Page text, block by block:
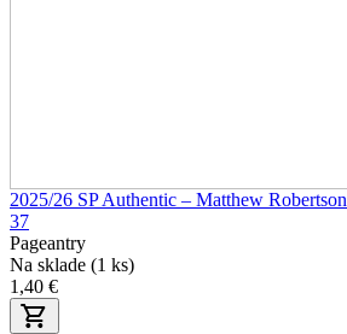
2025/26 SP Authentic – Matthew
37
Pageantry
Na sklade (1 ks)
1,40 €